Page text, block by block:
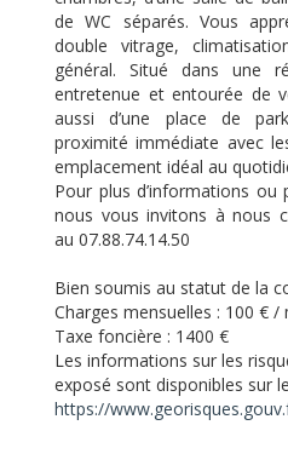
de WC séparés. Vous
double vitrage,
général. Situé dans une
entretenue et entourée de
aussi d’une place de
proximité immédiate avec
emplacement idéal au
Pour plus d’informations
nous vous invitons à nous
au 07.88.74.14.50
Bien soumis au statut de la
Charges mensuelles : 100 € /
Taxe foncière : 1400 €
Les informations sur les
exposé sont disponibles sur
https://